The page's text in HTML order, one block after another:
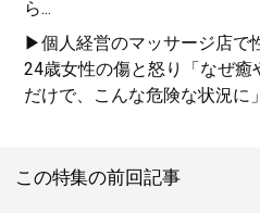
ら...
▶個人経営のマッサージ店で
24歳女性の傷と怒り「なぜ癒
だけで、こんな危険な状況に」
この特集の前回記事